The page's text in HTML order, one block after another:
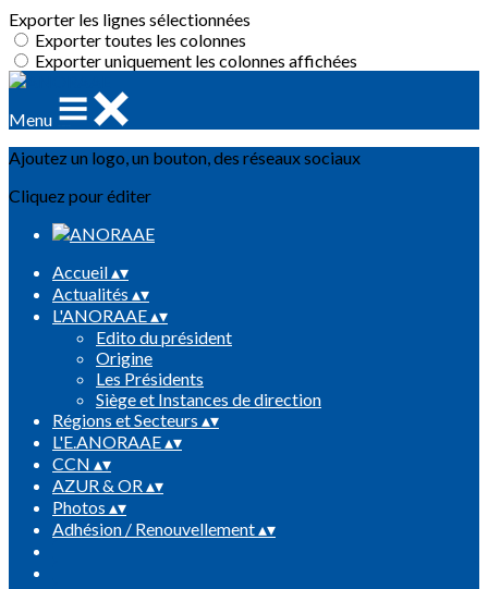
Exporter les lignes sélectionnées
Exporter toutes les colonnes
Exporter uniquement les colonnes affichées
Menu
Ajoutez un logo, un bouton, des réseaux sociaux
Cliquez pour éditer
Accueil▴▾
Actualités ▴▾
L'ANORAAE▴▾
Edito du président
Origine
Les Présidents
Siège et Instances de direction
Régions et Secteurs ▴▾
L'E.ANORAAE▴▾
CCN ▴▾
AZUR & OR▴▾
Photos ▴▾
Adhésion / Renouvellement▴▾